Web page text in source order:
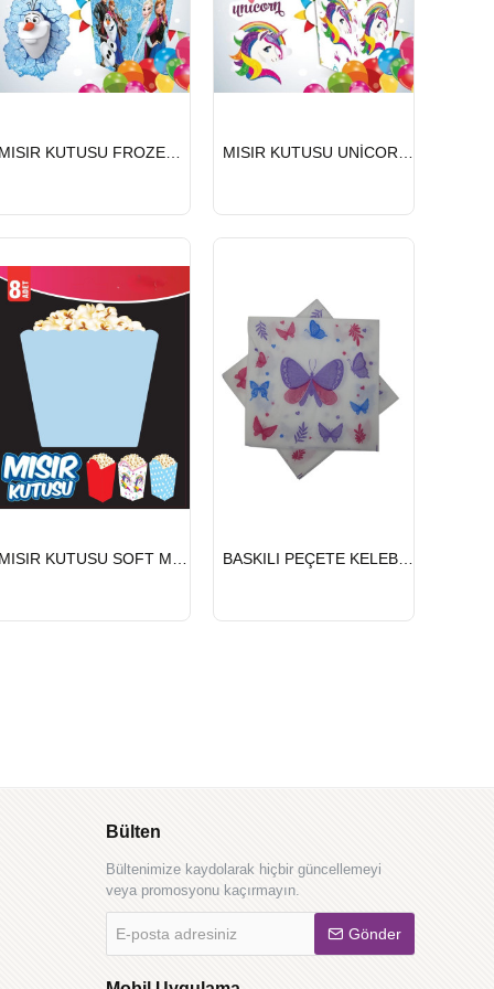
GÖNDERİ
GÖNDERİ
HIZLI
GÖNDERİ
MISIR KUTUSU SOFT MAVİ 8 Lİ
HIZLI
GÖNDERİ
BASKILI PEÇETE KELEBEK
Bülten
Bültenimize kaydolarak hiçbir güncellemeyi
veya promosyonu kaçırmayın.
posta
Gönder